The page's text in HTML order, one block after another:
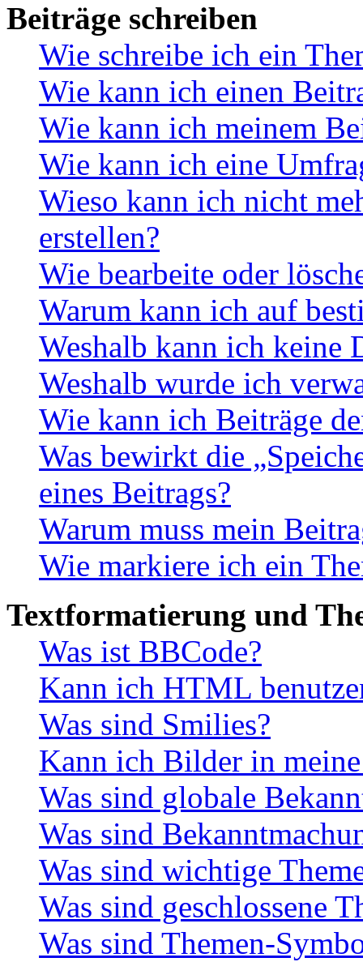
Beiträge schreiben
Wie schreibe ich ein
Wie kann ich einen
Wie kann ich meinem
Wie kann ich eine
Wieso kann ich nicht
erstellen?
Wie bearbeite oder
Warum kann ich auf
Weshalb kann ich keine
Weshalb wurde ich
Wie kann ich Beiträge
Was bewirkt die
eines Beitrags?
Warum muss mein
Wie markiere ich ein
Textformatierung und
Was ist BBCode?
Kann ich HTML
Was sind Smilies?
Kann ich Bilder in
Was sind globale
Was sind
Was sind wichtige
Was sind geschlossene
Was sind Themen-